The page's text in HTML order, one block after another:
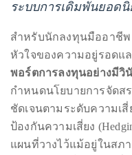
Bennett,
Joan
Collins,
Sam
Worthington,
Zoe
Saldana,
Sigourney
ระบบการเดิมพันยอด
สำหรับนักลงทุนมืออาชีพ
หัวใจของความอยู่รอดแ
พอร์ตการลงทุนอย่างมีวิ
กำหนดนโยบายการจัดสร
ชัดเจนตามระดับความเ
ป้องกันความเสี่ยง
แผนที่วางไว้แม้อยู่ในสภ